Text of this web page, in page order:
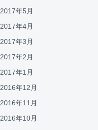
2017年5月
2017年4月
2017年3月
2017年2月
2017年1月
2016年12月
2016年11月
2016年10月